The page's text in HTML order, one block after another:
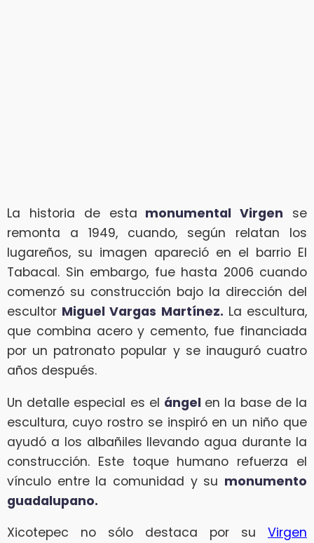
La historia de esta monumental Virgen se
remonta a 1949, cuando, según relatan los
lugareños, su imagen apareció en el barrio El
Tabacal. Sin embargo, fue hasta 2006 cuando
comenzó su construcción bajo la dirección del
escultor Miguel Vargas Martínez. La escultura,
que combina acero y cemento, fue financiada
por un patronato popular y se inauguró cuatro
años después.
Un detalle especial es el ángel en la base de la
escultura, cuyo rostro se inspiró en un niño que
ayudó a los albañiles llevando agua durante la
construcción. Este toque humano refuerza el
vínculo entre la comunidad y su monumento
guadalupano.
Xicotepec no sólo destaca por su Virgen